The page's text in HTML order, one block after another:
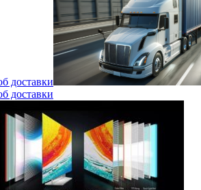
доставки
доставки